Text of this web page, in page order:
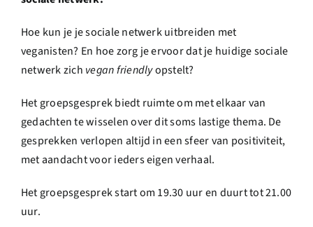
Hoe kun je je sociale netwerk uitbreiden met
veganisten? En hoe zorg je ervoor dat je huidige sociale
netwerk zich vegan friendlyopstelt?
Het groepsgesprek biedt ruimte om met elkaar van
gedachten te wisselen over dit soms lastige thema. De
gesprekken verlopen altijd in een sfeer van positiviteit,
met aandacht voor ieders eigen verhaal.
Het groepsgesprek start om 19.30 uur en duurt tot 21.00
uur.